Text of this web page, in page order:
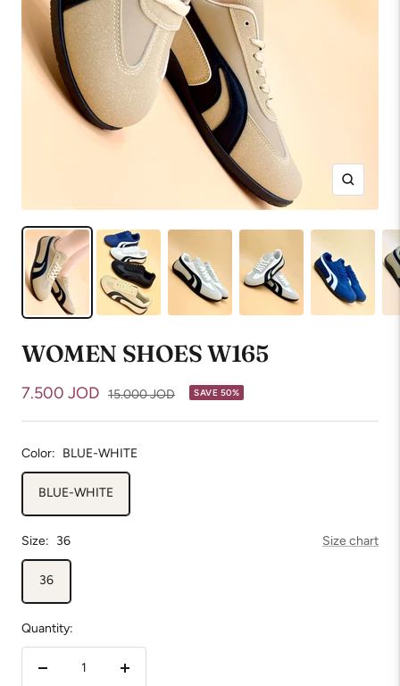
Zoom
WOMEN SHOES W165
Sale
price
7.500 JOD Regular
15.000 JOD SAVE 50%
Color: BLUE-WHITE
BLUE-WHITE
Size: 36 Size chart
36
Quantity:
Decrease
Increase